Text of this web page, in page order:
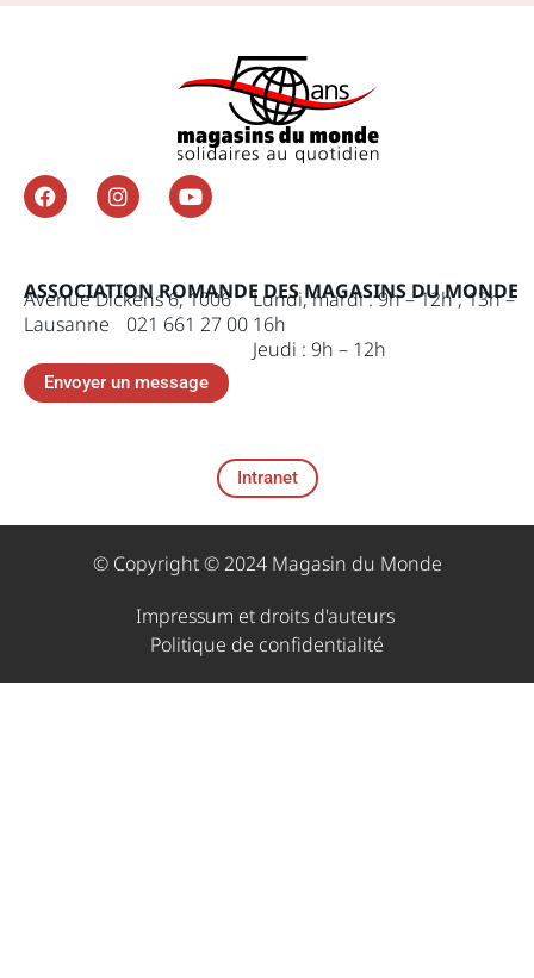
ASSOCIATION ROMANDE DES MAGASINS DU MONDE
Avenue Dickens 6, 1006
Lausanne 021 661 27 00
Lundi, mardi : 9h – 12h , 13h –
16h
Jeudi : 9h – 12h
Envoyer un message
Intranet
© Copyright © 2024 Magasin du Monde
Impressum et droits d'auteurs ​
Politique de confidentialité​